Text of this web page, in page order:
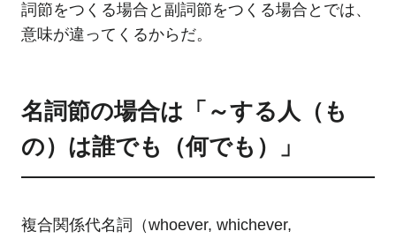
詞節をつくる場合と副詞節をつくる場合とでは、
意味が違ってくるからだ。
名詞節の場合は「～する人（も
の）は誰でも（何でも）」
複合関係代名詞（whoever, whichever,